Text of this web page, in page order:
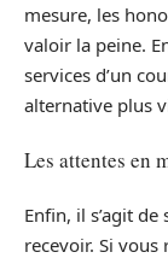
mesure, les
valoir la peine.
services d’un
alternative plus
Les attentes en
Enfin, il s’agit
recevoir. Si